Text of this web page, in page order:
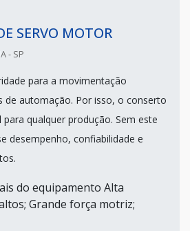
SERVO MOTOR
- SP
para a movimentação
de automação. Por isso, o conserto
qualquer produção. Sem este
desempenho, confiabilidade e
do equipamento Alta
Grande força motriz;